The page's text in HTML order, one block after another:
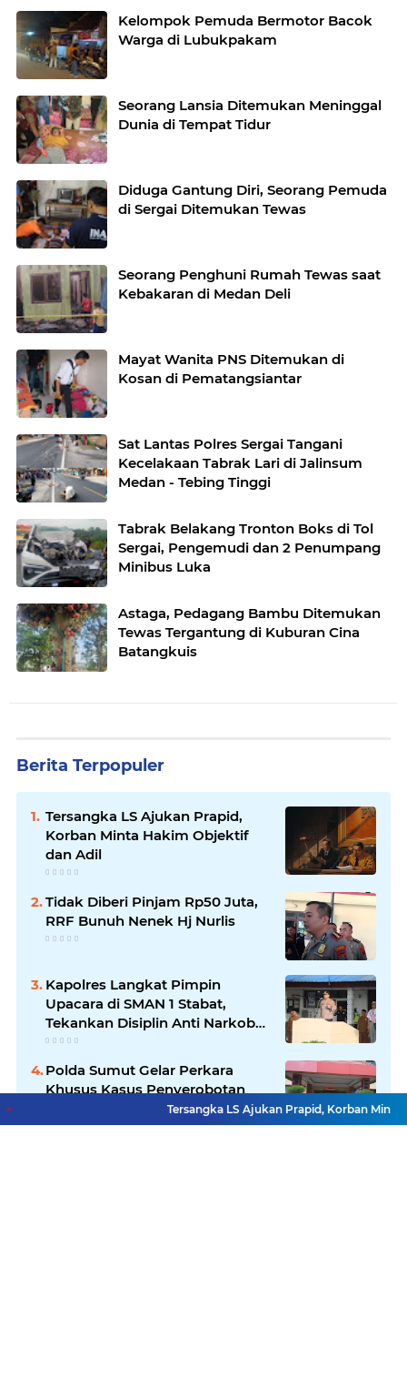
Kelompok Pemuda Bermotor Bacok
Warga di Lubukpakam
Seorang Lansia Ditemukan Meninggal
Dunia di Tempat Tidur
Diduga Gantung Diri, Seorang Pemuda
di Sergai Ditemukan Tewas
Seorang Penghuni Rumah Tewas saat
Kebakaran di Medan Deli
Mayat Wanita PNS Ditemukan di
Kosan di Pematangsiantar
Sat Lantas Polres Sergai Tangani
Kecelakaan Tabrak Lari di Jalinsum
Medan - Tebing Tinggi
Tabrak Belakang Tronton Boks di Tol
Sergai, Pengemudi dan 2 Penumpang
Minibus Luka
Astaga, Pedagang Bambu Ditemukan
Tewas Tergantung di Kuburan Cina
Batangkuis
Berita Terpopuler
Tersangka LS Ajukan Prapid,
Korban Minta Hakim Objektif
dan Adil
Tidak Diberi Pinjam Rp50 Juta,
RRF Bunuh Nenek Hj Nurlis
Kapolres Langkat Pimpin
Upacara di SMAN 1 Stabat,
Tekankan Disiplin Anti Narkoba
dan Bijak Bermedsos
Polda Sumut Gelar Perkara
Khusus Kasus Penyerobotan
Lahan Jalan Sei Belutu, Kuasa
Hukum Pelapor Minta Kasus
Tersangka LS Ajukan Prapid, Korban Minta